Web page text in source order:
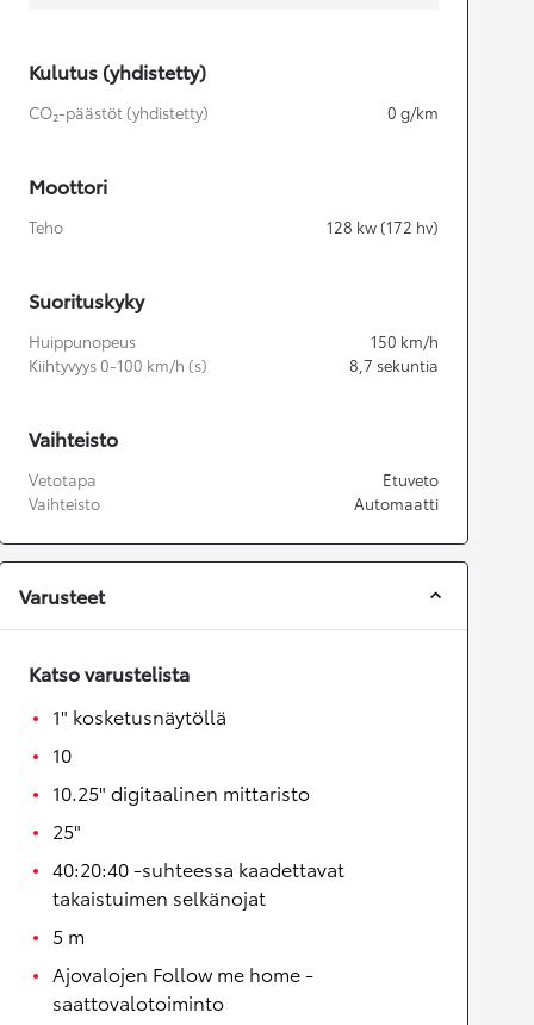
Kulutus (yhdistetty)
CO₂-päästöt (yhdistetty) 0 g/km
Moottori
Teho 128 kw (172 hv)
Suorituskyky
Huippunopeus 150 km/h
Kiihtyvyys 0-100 km/h (s)
8,7 sekuntia
Vaihteisto
Vetotapa
Etuveto
Vaihteisto
Automaatti
Varusteet
Katso varustelista
1" kosketusnäytöllä
10
10.25" digitaalinen mittaristo
25"
40:20:40 -suhteessa kaadettavat
takaistuimen selkänojat
5 m
Ajovalojen Follow me home -
saattovalotoiminto